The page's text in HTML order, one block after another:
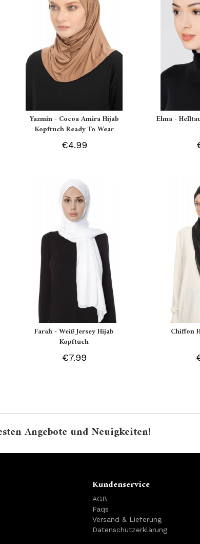
Yazmin - Cocoa Amira Hijab
Kopftuch Ready To Wear
€4.99
Elma -
Farah - Weiß Jersey Hijab
Kopftuch
€7.99
Chiffon
Angebote und Neuigkeiten!
Kundenservice
AGB
Faqs
Versand & Lieferung
Datenschutzerklärung